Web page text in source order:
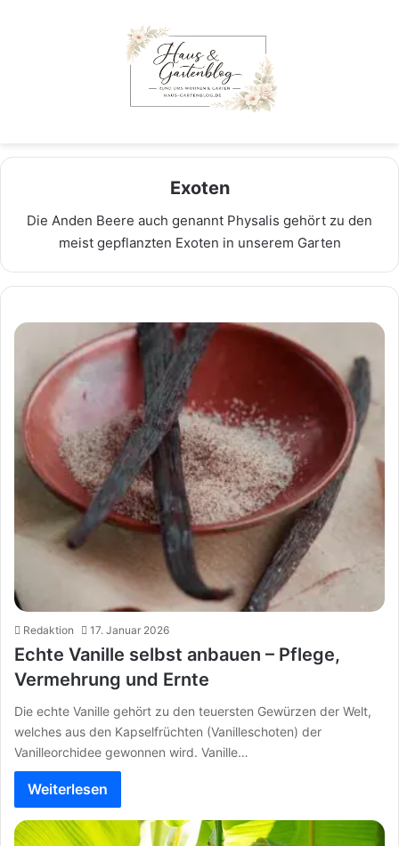
Exoten
Die Anden Beere auch genannt Physalis gehört zu den
meist gepflanzten Exoten in unserem Garten
Redaktion 17. Januar 2026
Echte Vanille selbst anbauen – Pflege,
Vermehrung und Ernte
Die echte Vanille gehört zu den teuersten Gewürzen der Welt,
welches aus den Kapselfrüchten (Vanilleschoten) der
Vanilleorchidee gewonnen wird. Vanille…
Weiterlesen